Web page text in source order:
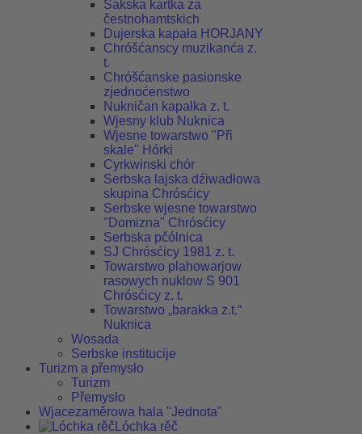
Sakska kartka za
čestnohamtskich
Dujerska kapała HORJANY
Chróšćanscy muzikanća z.
t.
Chróšćanske pasionske
zjednoćenstwo
Nukničan kapałka z. t.
Wjesny klub Nuknica
Wjesne towarstwo "Při
skale" Hórki
Cyrkwinski chór
Serbska lajska dźiwadłowa
skupina Chrósćicy
Serbske wjesne towarstwo
"Domizna" Chrósćicy
Serbska pčólnica
SJ Chrósćicy 1981 z. t.
Towarstwo plahowarjow
rasowych nuklow S 901
Chrósćicy z. t.
Towarstwo „barakka z.t.“
Nuknica
Wosada
Serbske institucije
Turizm a přemysło
Turizm
Přemysło
Wjacezaměrowa hala "Jednota"
Lóchka rěč